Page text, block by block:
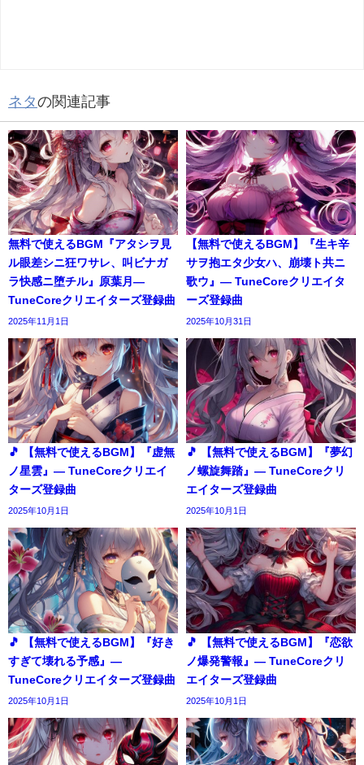
ネタの関連記事
無料で使えるBGM『アタシヲ見
ル眼差シニ狂ワサレ、叫ビナガ
ラ快感ニ堕チル』原葉月―
TuneCoreクリエイターズ登録曲
2025年11月1日
【無料で使えるBGM】『生キ辛
サヲ抱エタ少女ハ、崩壊ト共ニ
歌ウ』― TuneCoreクリエイタ
ーズ登録曲
2025年10月31日
🎵 【無料で使えるBGM】『虚無
ノ星雲』― TuneCoreクリエイ
ターズ登録曲
2025年10月1日
🎵 【無料で使えるBGM】『夢幻
ノ螺旋舞踏』― TuneCoreクリ
エイターズ登録曲
2025年10月1日
🎵 【無料で使えるBGM】『好き
すぎて壊れる予感』―
TuneCoreクリエイターズ登録曲
2025年10月1日
🎵 【無料で使えるBGM】『恋欲
ノ爆発警報』― TuneCoreクリ
エイターズ登録曲
2025年10月1日